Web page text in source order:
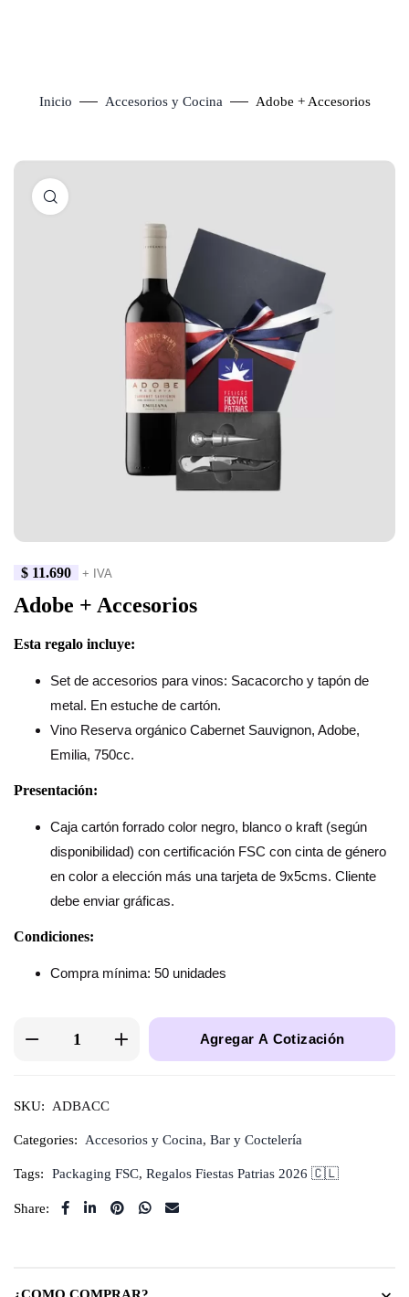
Inicio Accesorios y Cocina Adobe + Accesorios
$ 11.690 + IVA
Adobe + Accesorios
Esta regalo incluye:
Set de accesorios para vinos: Sacacorcho y tapón de
metal. En estuche de cartón.
Vino Reserva orgánico Cabernet Sauvignon, Adobe,
Emilia, 750cc.
Presentación:
Caja cartón forrado color negro, blanco o kraft (según
disponibilidad) con certificación FSC con cinta de género
en color a elección más una tarjeta de 9x5cms. Cliente
debe enviar gráficas.
Condiciones:
Compra mínima: 50 unidades
Agregar A Cotización
SKU: ADBACC
Categories: Accesorios y Cocina, Bar y Coctelería
Tags: Packaging FSC, Regalos Fiestas Patrias 2026 🇨🇱
Share: